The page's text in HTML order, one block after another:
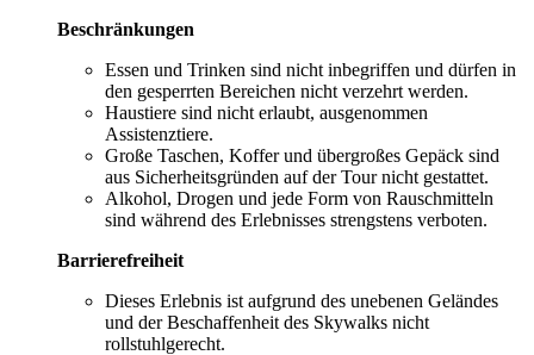
Beschränkungen
Essen und Trinken sind nicht inbegriffen und dürfen in
den gesperrten Bereichen nicht verzehrt werden.
Haustiere sind nicht erlaubt, ausgenommen
Assistenztiere.
Große Taschen, Koffer und übergroßes Gepäck sind
aus Sicherheitsgründen auf der Tour nicht gestattet.
Alkohol, Drogen und jede Form von Rauschmitteln
sind während des Erlebnisses strengstens verboten.
Barrierefreiheit
Dieses Erlebnis ist aufgrund des unebenen Geländes
und der Beschaffenheit des Skywalks nicht
rollstuhlgerecht.